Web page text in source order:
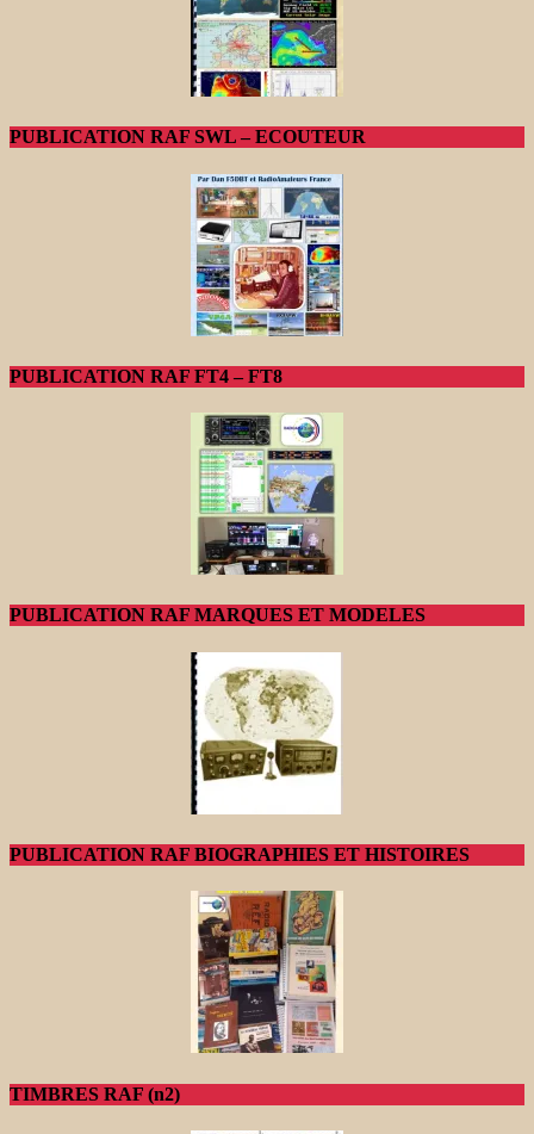
PUBLICATION RAF SWL – ECOUTEUR
PUBLICATION RAF FT4 – FT8
PUBLICATION RAF MARQUES ET MODELES
PUBLICATION RAF BIOGRAPHIES ET HISTOIRES
TIMBRES RAF (n2)